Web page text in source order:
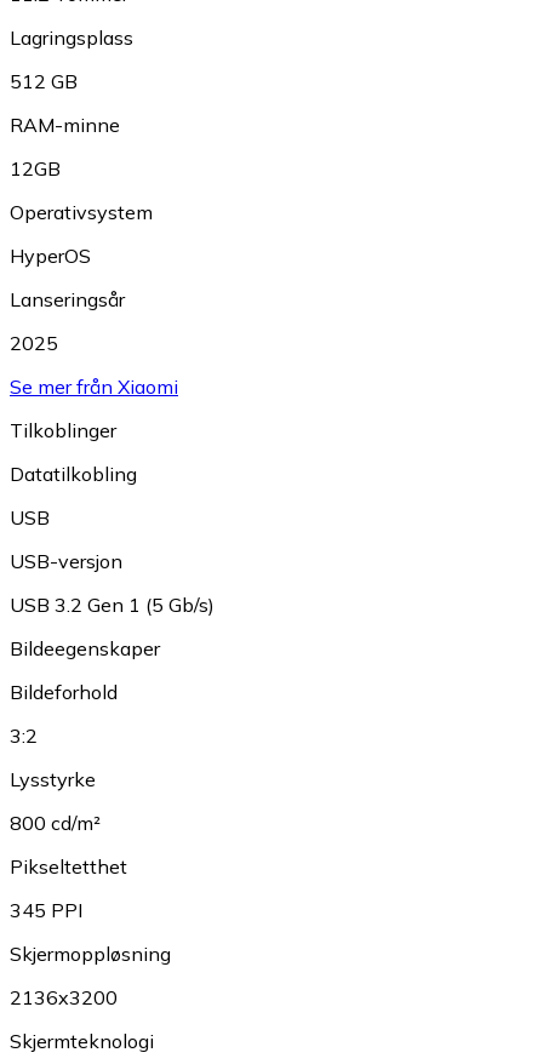
Lagringsplass
512 GB
RAM-minne
12GB
Operativsystem
HyperOS
Lanseringsår
2025
Se mer från Xiaomi
Tilkoblinger
Datatilkobling
USB
USB-versjon
USB 3.2 Gen 1 (5 Gb/s)
Bildeegenskaper
Bildeforhold
3:2
Lysstyrke
800 cd/m²
Pikseltetthet
345 PPI
Skjermoppløsning
2136x3200
Skjermteknologi